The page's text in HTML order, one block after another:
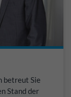
betreut Sie
Stand der